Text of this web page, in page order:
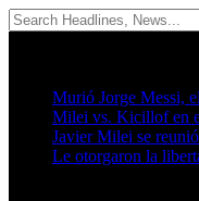
Murió Jorge Messi,
Milei vs. Kicillof en
Javier Milei se
Le otorgaron la